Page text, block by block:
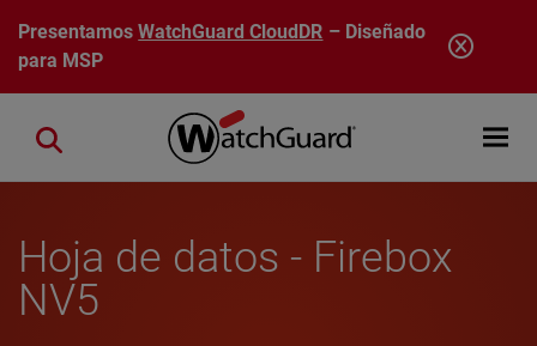
Pasar al contenido principal
PresentamosWatchGuard CloudDR – Diseñado
para MSP
Open
Close search
Hoja de datos - Firebox
NV5